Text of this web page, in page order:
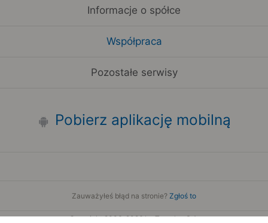
Informacje o spółce
Współpraca
Pozostałe serwisy
Pobierz aplikację mobilną
Zauważyłeś błąd na stronie? Zgłoś to
Copyright 2006-2026 by Teroplan S.A.